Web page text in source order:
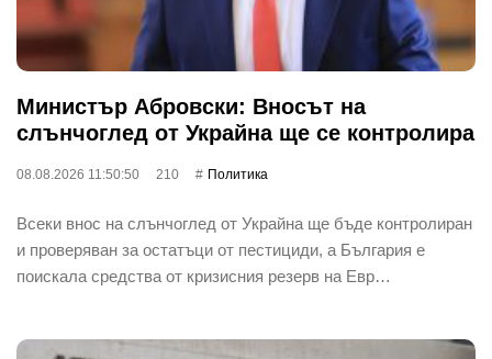
Министър Абровски: Вносът на
слънчоглед от Украйна ще се контролира
08.08.2026 11:50:50 210 Политика
Всеки внос на слънчоглед от Украйна ще бъде контролиран
и проверяван за остатъци от пестициди, а България е
поискала средства от кризисния резерв на Евр…